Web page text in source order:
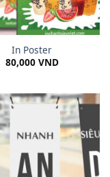
In Poster
80,000 VND